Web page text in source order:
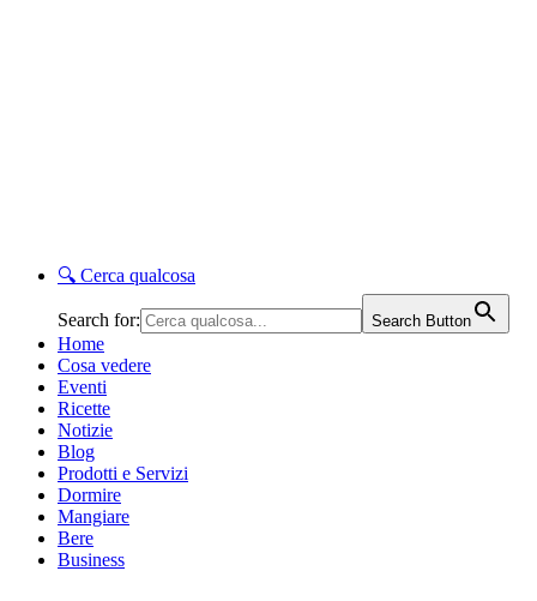
🔍 Cerca qualcosa
Search for: Search Button
Home
Cosa vedere
Eventi
Ricette
Notizie
Blog
Prodotti e Servizi
Dormire
Mangiare
Bere
Business